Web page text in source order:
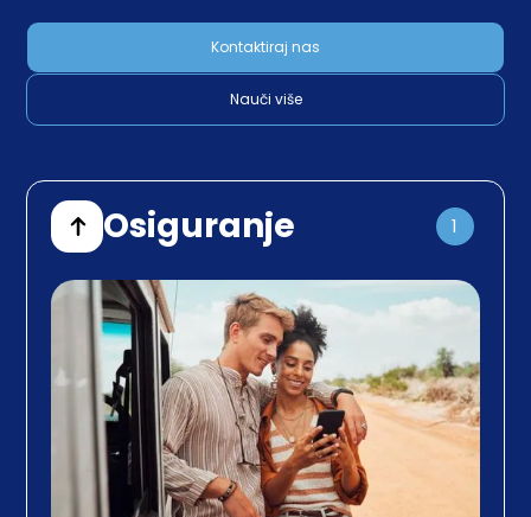
Kontaktiraj nas
Nauči više
Osiguranje 1